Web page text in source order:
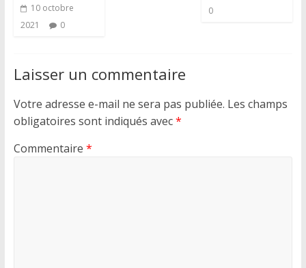
10 octobre
2021
0
0
Laisser un commentaire
Votre adresse e-mail ne sera pas publiée. Les champs
obligatoires sont indiqués avec*
Commentaire *